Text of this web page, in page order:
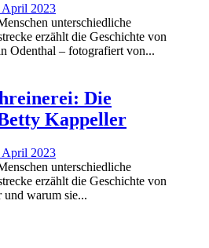
April 2023
unterschiedliche
erzählt die Geschichte von
Odenthal – fotografiert von...
Die
Kappeller
April 2023
unterschiedliche
erzählt die Geschichte von
warum sie...